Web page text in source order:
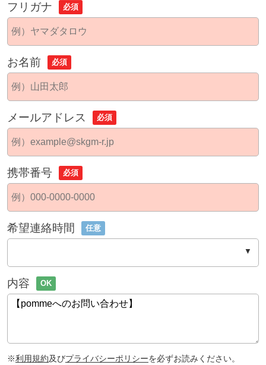
フリガナ 必須
お名前 必須
メールアドレス 必須
携帯番号 必須
希望連絡時間 任意
内容 OK
※利用規約及びプライバシーポリシーを必ずお読みください。